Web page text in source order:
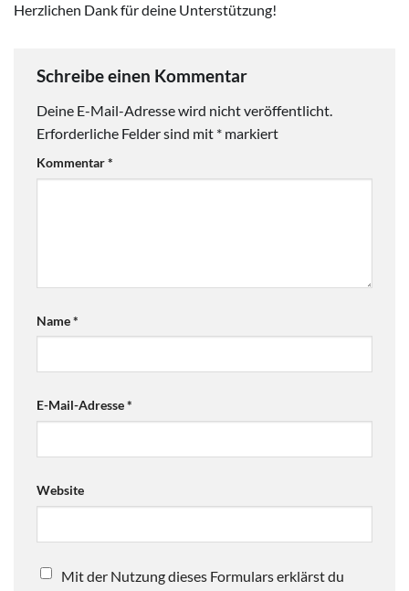
Herzlichen Dank für deine Unterstützung!
Schreibe einen Kommentar
Deine E-Mail-Adresse wird nicht veröffentlicht.
Erforderliche Felder sind mit * markiert
Kommentar*
Name*
E-Mail-Adresse*
Website
Mit der Nutzung dieses Formulars erklärst du